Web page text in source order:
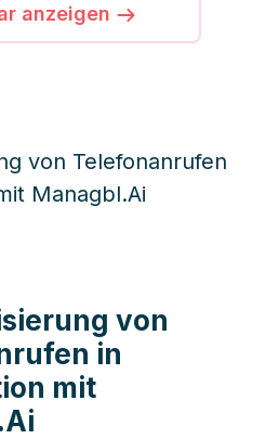
anzeigen
von
in
mit